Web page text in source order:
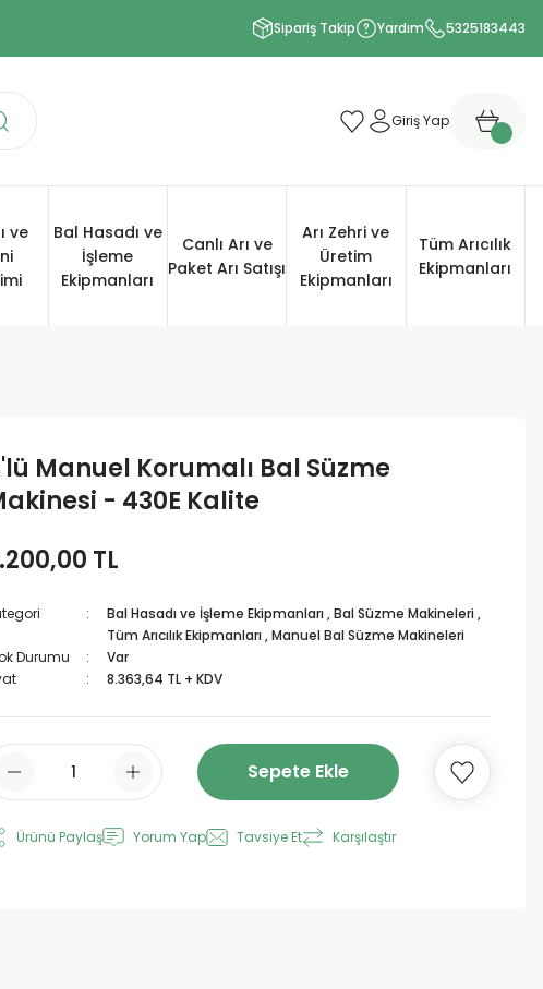
Sipariş Takip Yardım 5325183443
Giriş Yap
ve
Bal Hasadı ve
İşleme
Ekipmanları
Canlı Arı ve
Paket Arı Satışı
Arı Zehri ve
Üretim
Ekipmanları
Tüm Arıcılık
Ekipmanları
Manuel Korumalı Bal Süzme
- 430E Kalite
TL
Bal Hasadı ve İşleme Ekipmanları,Bal Süzme Makineleri,
Tüm Arıcılık Ekipmanları,Manuel Bal Süzme Makineleri
Durumu
Var
8.363,64 TL + KDV
Sepete Ekle
Ürünü Paylaş Yorum Yap Tavsiye Et Karşılaştır